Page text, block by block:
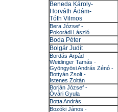
Beneda Károly-
Horváth Ádám-
Tóth Vilmos
Bera József -
Pokorádi László
Boda Péter
Bolgár Judit
Bordás Árpád -
Weidinger Tamás -
Gyöngyösi András Zénó -
Bottyán Zsolt -
Istenes Zoltán
Borján József -
Óvári Gyula
Botta András
Bozóki János -